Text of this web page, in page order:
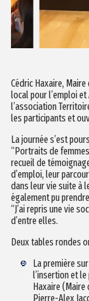
Cédric Haxaire,
local pour l’emploi
l’association
les participants et
La journée s’est
“Portraits de
recueil de
d’emploi, leur
dans leur vie suite à
également pu
“J’ai repris une vie
d’entre elles.
Deux tables rondes
La première
l’insertion et
Haxaire
Pierre-Alex